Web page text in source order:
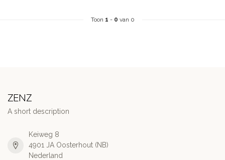
Toon 1 - 0 van 0
ZENZ
A short description
Keiweg 8
4901 JA Oosterhout (NB)
Nederland